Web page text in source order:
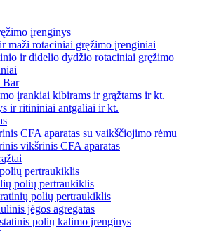
įrenginys
maži rotaciniai gręžimo įrenginiai
ir didelio dydžio rotaciniai gręžimo
įrankiai kibirams ir grąžtams ir kt.
ir ritininiai antgaliai ir kt.
CFA aparatas su vaikščiojimo rėmu
vikšrinis CFA aparatas
pertraukiklis
polių pertraukiklis
polių pertraukiklis
jėgos agregatas
polių kalimo įrenginys